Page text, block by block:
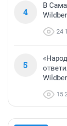
4
В
24
5
15